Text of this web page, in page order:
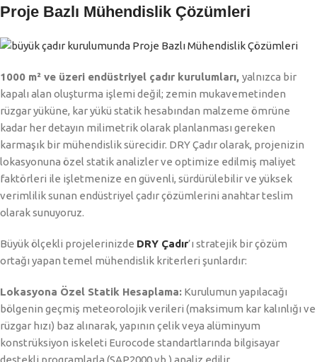
Proje Bazlı Mühendislik Çözümleri
1000 m² ve üzeri endüstriyel çadır kurulumları, yalnızca bir
kapalı alan oluşturma işlemi değil; zemin mukavemetinden
rüzgar yüküne, kar yükü statik hesabından malzeme ömrüne
kadar her detayın milimetrik olarak planlanması gereken
karmaşık bir mühendislik sürecidir. DRY Çadır olarak, projenizin
lokasyonuna özel statik analizler ve optimize edilmiş maliyet
faktörleri ile işletmenize en güvenli, sürdürülebilir ve yüksek
verimlilik sunan endüstriyel çadır çözümlerini anahtar teslim
olarak sunuyoruz.
Büyük ölçekli projelerinizde DRY Çadır’ı stratejik bir çözüm
ortağı yapan temel mühendislik kriterleri şunlardır:
Lokasyona Özel Statik Hesaplama: Kurulumun yapılacağı
bölgenin geçmiş meteorolojik verileri (maksimum kar kalınlığı ve
rüzgar hızı) baz alınarak, yapının çelik veya alüminyum
konstrüksiyon iskeleti Eurocode standartlarında bilgisayar
destekli programlarla (SAP2000 vb.) analiz edilir.